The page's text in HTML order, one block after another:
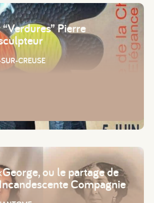
“Verdures” Pierre
CREUSE
ou le partage de
Compagnie